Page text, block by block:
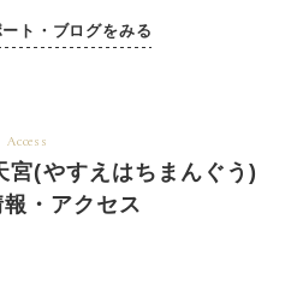
ト・ブログをみる
Access
宮(やすえはちまんぐう)
・アクセス